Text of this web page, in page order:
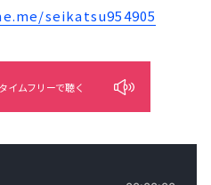
seikatsu954905
タイムフリーで聴く